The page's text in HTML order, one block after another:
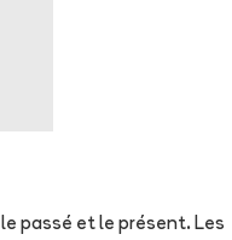
passé et le présent. Les